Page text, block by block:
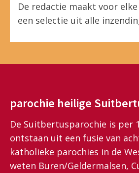
De redactie maakt voor
een selectie uit alle
parochie heilige
De Suitbertusparochie is per
ontstaan uit een fusie van
katholieke parochies in de
weten Buren/Geldermalsen,